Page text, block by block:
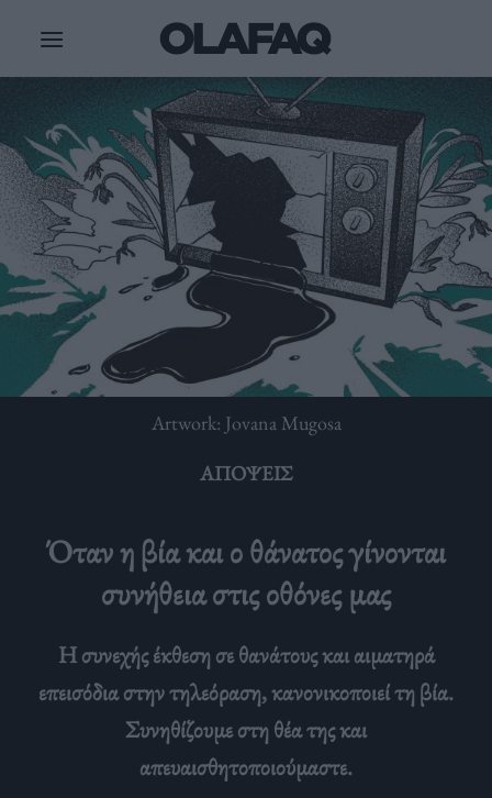
Artwork: Jovana Mugosa
ΑΠΌΨΕΙΣ
Όταν η βία και ο θάνατος γίνονται
συνήθεια στις οθόνες μας
Η συνεχής έκθεση σε θανάτους και αιματηρά
επεισόδια στην τηλεόραση, κανονικοποιεί τη βία.
Συνηθίζουμε στη θέα της και
απευαισθητοποιούμαστε.